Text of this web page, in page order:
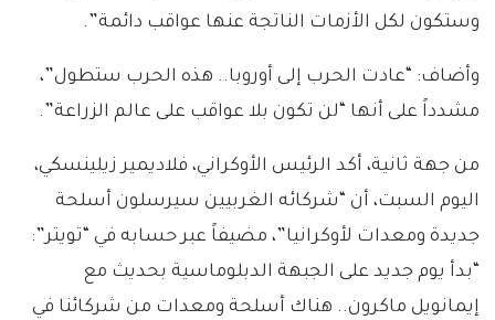
وستكون لكل الأزمات الناتجة عنها عواقب دائمة”.
وأضاف: “عادت الحرب إلى أوروبا.. هذه الحرب ستطول”،
مشدداً على أنها “لن تكون بلا عواقب على عالم الزراعة”.
من جهة ثانية، أكد الرئيس الأوكراني، فلاديمير زيلينسكي،
اليوم السبت، أن “شركائه الغربيين سيرسلون أسلحة
جديدة ومعدات لأوكرانيا”، مضيفاً عبر حسابه في “تويتر”:
“بدأ يوم جديد على الجبهة الدبلوماسية بحديث مع
إيمانويل ماكرون.. هناك أسلحة ومعدات من شركائنا في